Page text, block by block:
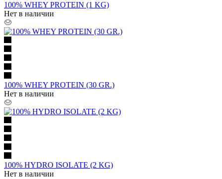
100% WHEY PROTEIN (1 KG)
Нет в наличии
100% WHEY PROTEIN (30 GR.)
Нет в наличии
100% HYDRO ISOLATE (2 KG)
Нет в наличии